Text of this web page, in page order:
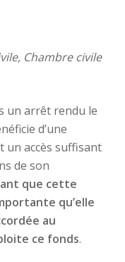
Chambre civile
un arrêt rendu le
d’une
un accès suffisant
de son
que cette
qu’elle
au
ce fonds.